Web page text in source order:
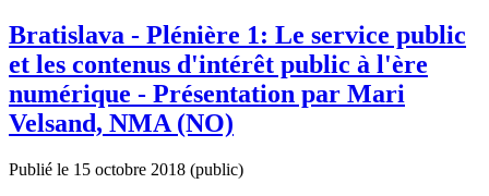
Bratislava - Plénière 1: Le service public
et les contenus d'intérêt public à l'ère
numérique - Présentation par Mari
Velsand, NMA (NO)
Publié le 15 octobre 2018 (public)